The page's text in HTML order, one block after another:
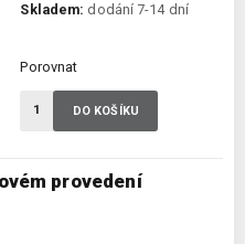
provedení
Skladem: dodání 7-14 dní
Porovnat
DO KOŠÍKU